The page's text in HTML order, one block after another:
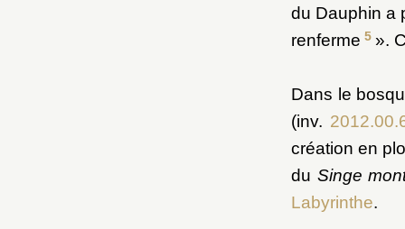
du Dauphin a
renferme 5».
Dans le
(inv.
création en
du Singe
Labyrinthe.